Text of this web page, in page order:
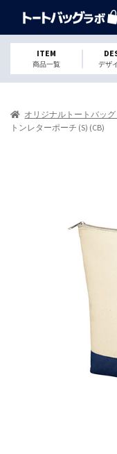
ITEM
商品一覧 デザ
オリジナルトートバッ
トンレターポーチ (S) (CB)